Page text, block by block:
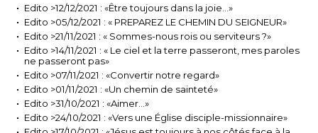
Edito >12/12/2021 : «Être toujours dans la joie…»
Edito >05/12/2021 : « PREPAREZ LE CHEMIN DU SEIGNEUR»
Edito >21/11/2021 : « Sommes-nous rois ou serviteurs ?»
Edito >14/11/2021 : « Le ciel et la terre passeront, mes paroles
ne passeront pas»
Edito >07/11/2021 : «Convertir notre regard»
Edito >01/11/2021 : «Un chemin de sainteté»
Edito >31/10/2021 : «Aimer...»
Edito >24/10/2021 : «Vers une Église disciple-missionnaire»